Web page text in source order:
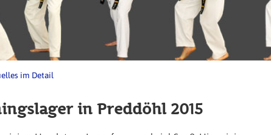
im Detail
in Preddöhl 2015